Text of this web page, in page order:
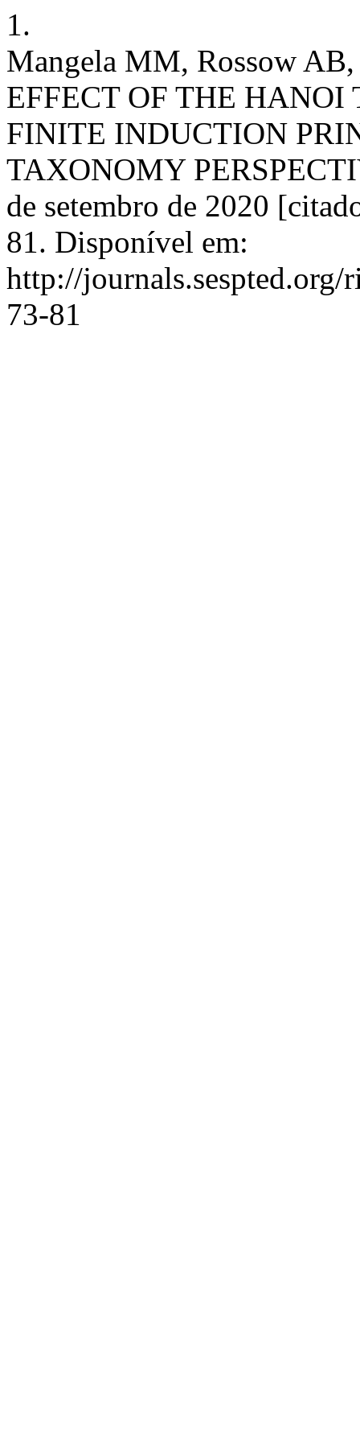
1.
Mangela MM, Rossow
EFFECT OF THE
FINITE INDUCTION
TAXONOMY
de setembro de 2020
81. Disponível em:
http://
73-81